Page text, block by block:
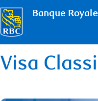
Banque Royale
Visa